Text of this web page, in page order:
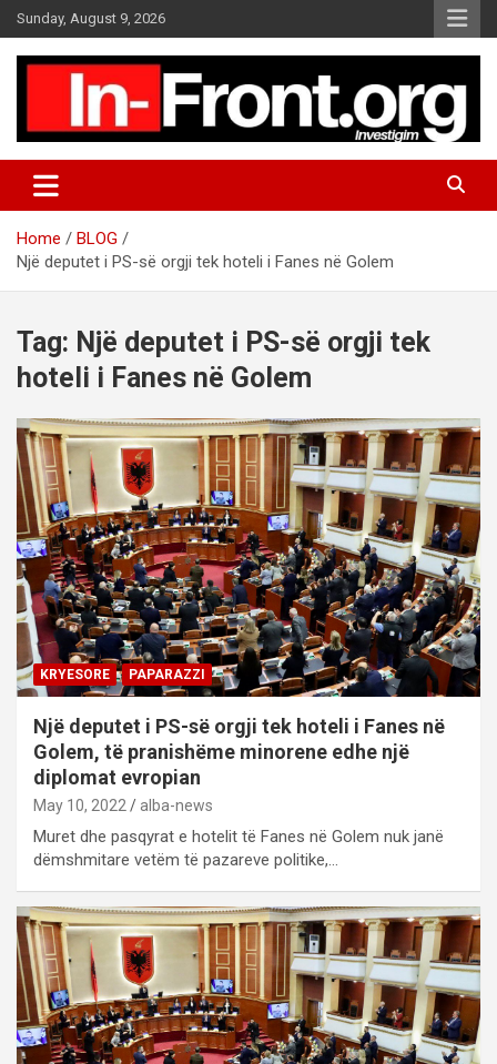
k
t
Sunday, August 9, 2026
Home
BLOG
Një deputet i PS-së orgji tek hoteli i Fanes në Golem
Tag: Një deputet i PS-së orgji tek
hoteli i Fanes në Golem
KRYESORE PAPARAZZI
Një deputet i PS-së orgji tek hoteli i Fanes në
Golem, të pranishëme minorene edhe një
diplomat evropian
May 10, 2022 alba-news
Muret dhe pasqyrat e hotelit të Fanes në Golem nuk janë
dëmshmitare vetëm të pazareve politike,…